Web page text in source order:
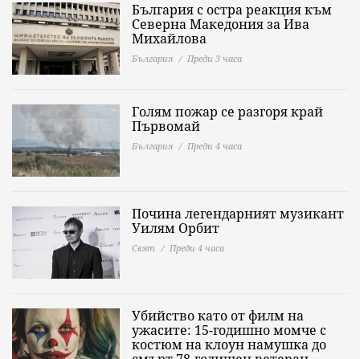
България с остра реакция към
Северна Македония за Ива
Михайлова
България Преди 3 часа
Голям пожар се разгоря край
Първомай
България Преди 4 часа
Почина легендарният музикант
Уилям Орбит
Свят Преди 4 часа
Убийство като от филм на
ужасите: 15-годишно момче с
костюм на клоун намушка до